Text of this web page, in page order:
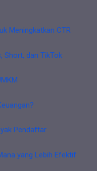
Meningkatkan CTR
Short, dan TikTok
Pendaftar
yang Lebih Efektif